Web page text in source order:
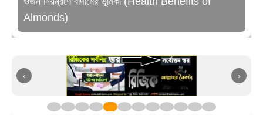
Almonds)
‹ ›